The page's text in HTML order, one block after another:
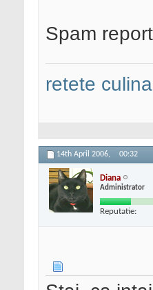
Spam
retete
14th April 2006, 00:32
Diana
Administrator
Reputatie: